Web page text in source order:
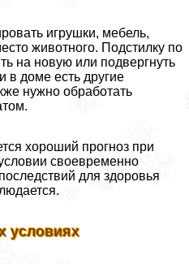
игрушки, мебель,
животного. Подстилку по
на новую или подвергнуть
в доме есть другие
нужно обработать
хороший прогноз при
своевременно
для здоровья
условиях